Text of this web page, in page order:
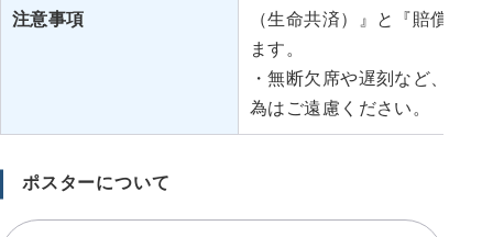
注意事項
（生命共済）』と『賠償責
ます。
・無断欠席や遅刻など、関
為はご遠慮ください。
ポスターについて